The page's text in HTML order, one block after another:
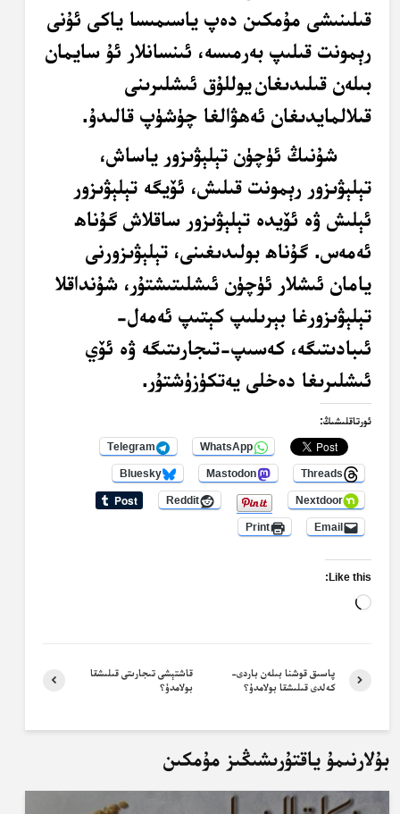
قىلىنىشى مۇمكىن دەپ ياسىمىسا ياكى ئۇنى
رېمونت قىلىپ بەرمىسە، ئىنسانلار ئۇ سايمان
بىلەن قىلىدىغانيوللۇق ئىشلىرىنى
قىلالمايدىغان ئەھۋالغا چۈشۈپ قالىدۇ.
شۇنىڭ ئۈچۈن تېلېۋىزور ياساش،
تېلېۋىزور رېمونت قىلىش، ئۆيگە تېلېۋىزور
ئېلىش ۋە ئۆيدە تېلېۋىزور ساقلاش گۇناھ
ئەمەس. گۇناھ بولىدىغىنى، تېلېۋىزورنى
يامان ئىشلار ئۈچۈن ئىشلىتىشتۇر، شۇنداقلا
تېلېۋىزورغا بېرىلىپ كېتىپ ئەمەل-
ئىبادىتىگە، كەسىپ-تىجارىتىگە ۋە ئۆي
ئىشلىرىغا دەخلى يەتكۈزۈشتۇر.
ئورتاقلىشىڭ:
WhatsApp
Telegram
Threads
Mastodon
Bluesky
Nextdoor
Reddit
Email
Print
Like this:
Loading…
قاشتېشى تىجارىتى قىلىشقا
بولامدۇ؟
پاسىق قوشنا بىلەن باردى-
كەلدى قىلىشقا بولامدۇ؟
بۇلارنىمۇ ياقتۇرىشىڭىز مۇمكىن